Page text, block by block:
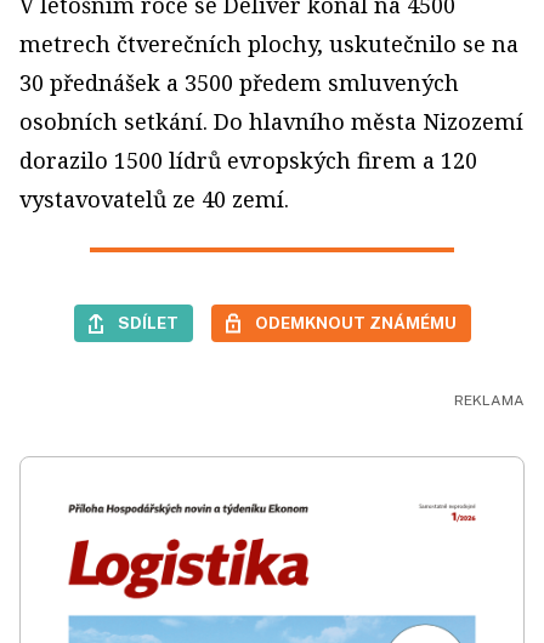
metrech čtverečních plochy, uskutečnilo se na
30 přednášek a 3500 předem smluvených
osobních setkání. Do hlavního města Nizozemí
dorazilo 1500 lídrů evropských firem a 120
vystavovatelů ze 40 zemí.
SDÍLET ODEMKNOUT ZNÁMÉMU